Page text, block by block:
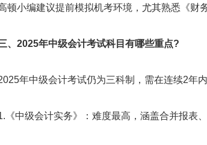
小编建议提前模拟机考环境，尤其熟悉《财务
、2025年中级会计考试科目有哪些重点?
年中级会计考试仍为三科制，需在连续2年内
级会计实务》：难度最高，涵盖合并报表、